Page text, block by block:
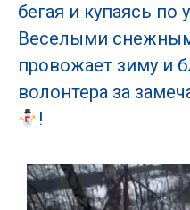
бегая и купаясь по
Веселыми
провожает зиму и
волонтера за
!